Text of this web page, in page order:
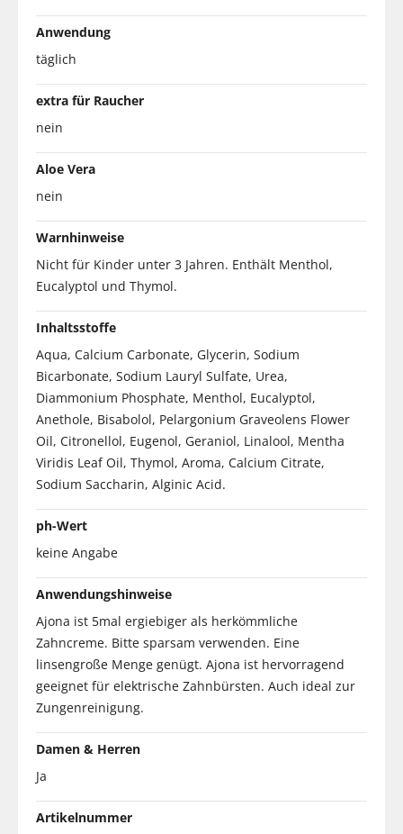
Anwendung
täglich
extra für Raucher
nein
Aloe Vera
nein
Warnhinweise
Nicht für Kinder unter 3 Jahren. Enthält Menthol,
Eucalyptol und Thymol.
Inhaltsstoffe
Aqua, Calcium Carbonate, Glycerin, Sodium
Bicarbonate, Sodium Lauryl Sulfate, Urea,
Diammonium Phosphate, Menthol, Eucalyptol,
Anethole, Bisabolol, Pelargonium Graveolens Flower
Oil, Citronellol, Eugenol, Geraniol, Linalool, Mentha
Viridis Leaf Oil, Thymol, Aroma, Calcium Citrate,
Sodium Saccharin, Alginic Acid.
ph-Wert
keine Angabe
Anwendungshinweise
Ajona ist 5mal ergiebiger als herkömmliche
Zahncreme. Bitte sparsam verwenden. Eine
linsengroße Menge genügt. Ajona ist hervorragend
geeignet für elektrische Zahnbürsten. Auch ideal zur
Zungenreinigung.
Damen & Herren
Ja
Artikelnummer